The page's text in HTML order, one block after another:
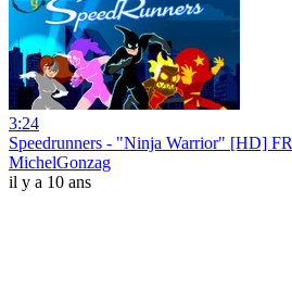
3:24
Speedrunners - "Ninja Warrior" [HD] FR
MichelGonzag
il y a 10 ans